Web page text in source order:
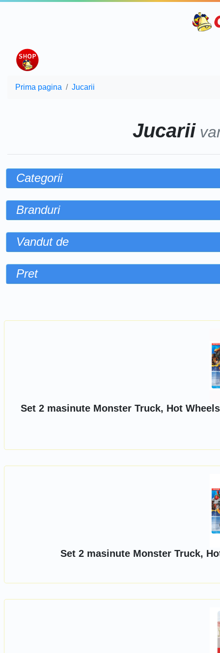
Prima pagina Jucarii
Jucarii
Categorii
Branduri
Vandut de
Pret
Set 2 masinute Monster Truck, Hot
Set 2 masinute Monster Truck,